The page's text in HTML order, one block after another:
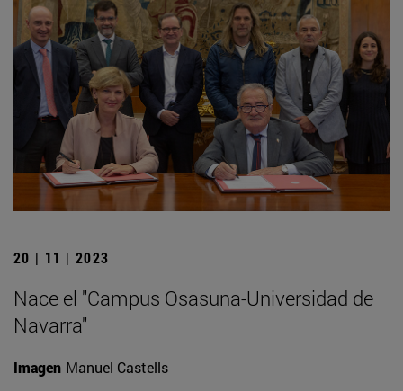
20 | 11 | 2023
Nace el "Campus Osasuna-Universidad de
Navarra"
Imagen Manuel Castells